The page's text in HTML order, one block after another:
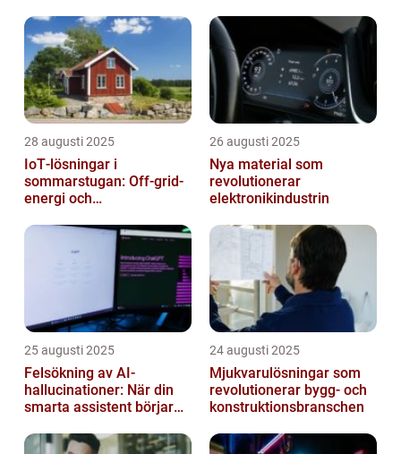
28 augusti 2025
IoT‑lösningar i
sommarstugan: Off‑grid-
energi och
26 augusti 2025
Nya material som
revolutionerar
elektronikindustrin
25 augusti 2025
Felsökning av AI-
hallucinationer: När din
smarta assistent börjar
24 augusti 2025
Mjukvarulösningar som
revolutionerar bygg- och
konstruktionsbranschen